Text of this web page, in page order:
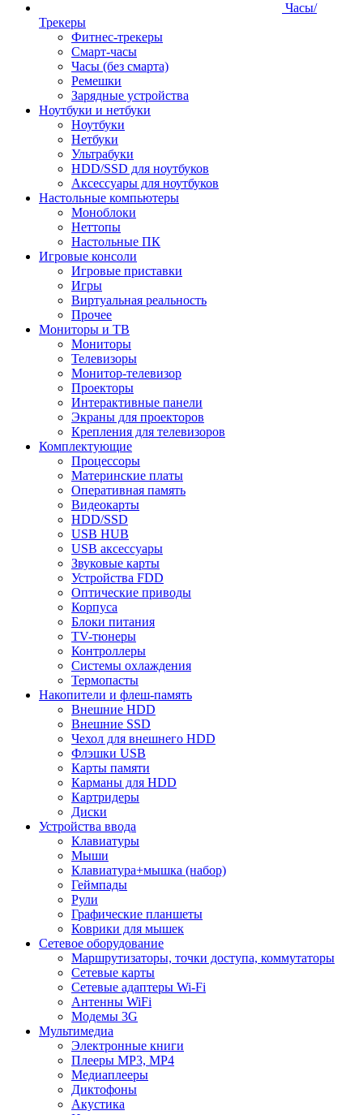
Часы/
Трекеры
Фитнес-трекеры
Смарт-часы
Часы (без смарта)
Ремешки
Зарядные устройства
Ноутбуки и нетбуки
Ноутбуки
Нетбуки
Ультрабуки
HDD/SSD для ноутбуков
Аксессуары для ноутбуков
Настольные компьютеры
Моноблоки
Неттопы
Настольные ПК
Игровые консоли
Игровые приставки
Игры
Виртуальная реальность
Прочее
Мониторы и ТВ
Мониторы
Телевизоры
Монитор-телевизор
Проекторы
Интерактивные панели
Экраны для проекторов
Крепления для телевизоров
Комплектующие
Процессоры
Материнские платы
Оперативная память
Видеокарты
HDD/SSD
USB HUB
USB аксессуары
Звуковые карты
Устройства FDD
Оптические приводы
Корпуса
Блоки питания
TV-тюнеры
Контроллеры
Системы охлаждения
Термопасты
Накопители и флеш-память
Внешние HDD
Внешние SSD
Чехол для внешнего HDD
Флэшки USB
Карты памяти
Карманы для HDD
Картридеры
Диски
Устройства ввода
Клавиатуры
Мыши
Клавиатура+мышка (набор)
Геймпады
Рули
Графические планшеты
Коврики для мышек
Сетевое оборудование
Маршрутизаторы, точки доступа, коммутаторы
Сетевые карты
Сетевые адаптеры Wi-Fi
Антенны WiFi
Модемы 3G
Мультимедиа
Электронные книги
Плееры MP3, MP4
Медиаплееры
Диктофоны
Акустика